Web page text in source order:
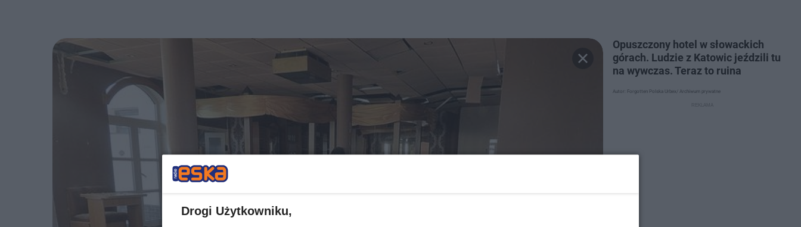
Opuszczony hotel w słowackich
górach. Ludzie z Katowic jeździli tu
na wywczas. Teraz to ruina
Autor: Forgotten Polska Urbex/ Archiwum prywatne
Drogi Użytkowniku,